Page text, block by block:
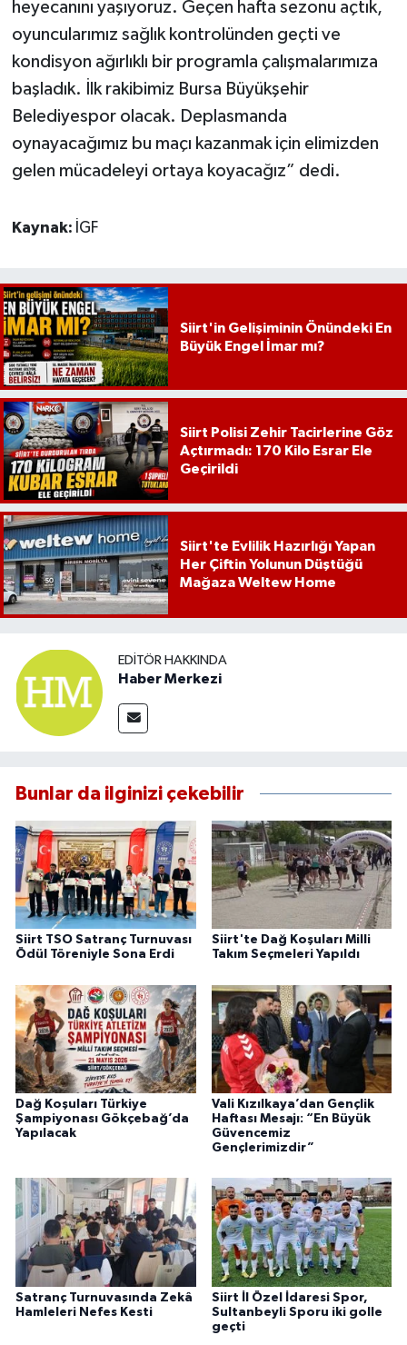
heyecanını yaşıyoruz. Geçen hafta sezonu açtık,
oyuncularımız sağlık kontrolünden geçti ve
kondisyon ağırlıklı bir programla çalışmalarımıza
başladık. İlk rakibimiz Bursa Büyükşehir
Belediyespor olacak. Deplasmanda
oynayacağımız bu maçı kazanmak için elimizden
gelen mücadeleyi ortaya koyacağız” dedi.
Kaynak: İGF
Siirt'in Gelişiminin Önündeki En
Büyük Engel İmar mı?
Siirt Polisi Zehir Tacirlerine Göz
Açtırmadı: 170 Kilo Esrar Ele
Geçirildi
Siirt'te Evlilik Hazırlığı Yapan
Her Çiftin Yolunun Düştüğü
Mağaza Weltew Home
EDITÖR HAKKINDA
Haber Merkezi
Bunlar da ilginizi çekebilir
Siirt TSO Satranç Turnuvası
Ödül Töreniyle Sona Erdi
Siirt'te Dağ Koşuları Milli
Takım Seçmeleri Yapıldı
Dağ Koşuları Türkiye
Şampiyonası Gökçebağ’da
Yapılacak
Vali Kızılkaya’dan Gençlik
Haftası Mesajı: “En Büyük
Güvencemiz
Gençlerimizdir”
Satranç Turnuvasında Zekâ
Hamleleri Nefes Kesti
Siirt İl Özel İdaresi Spor,
Sultanbeyli Sporu iki golle
geçti